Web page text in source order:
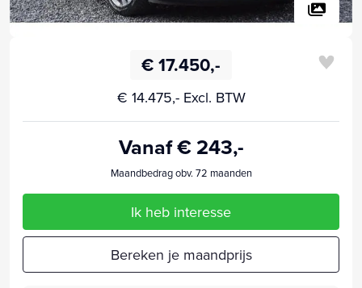
€ 17.450,-
€ 14.475,- Excl. BTW
Vanaf € 243,-
Maandbedrag obv. 72 maanden
Ik heb interesse
Bereken je maandprijs